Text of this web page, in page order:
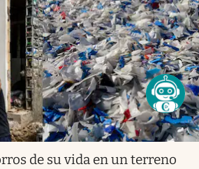
de su vida en un terreno